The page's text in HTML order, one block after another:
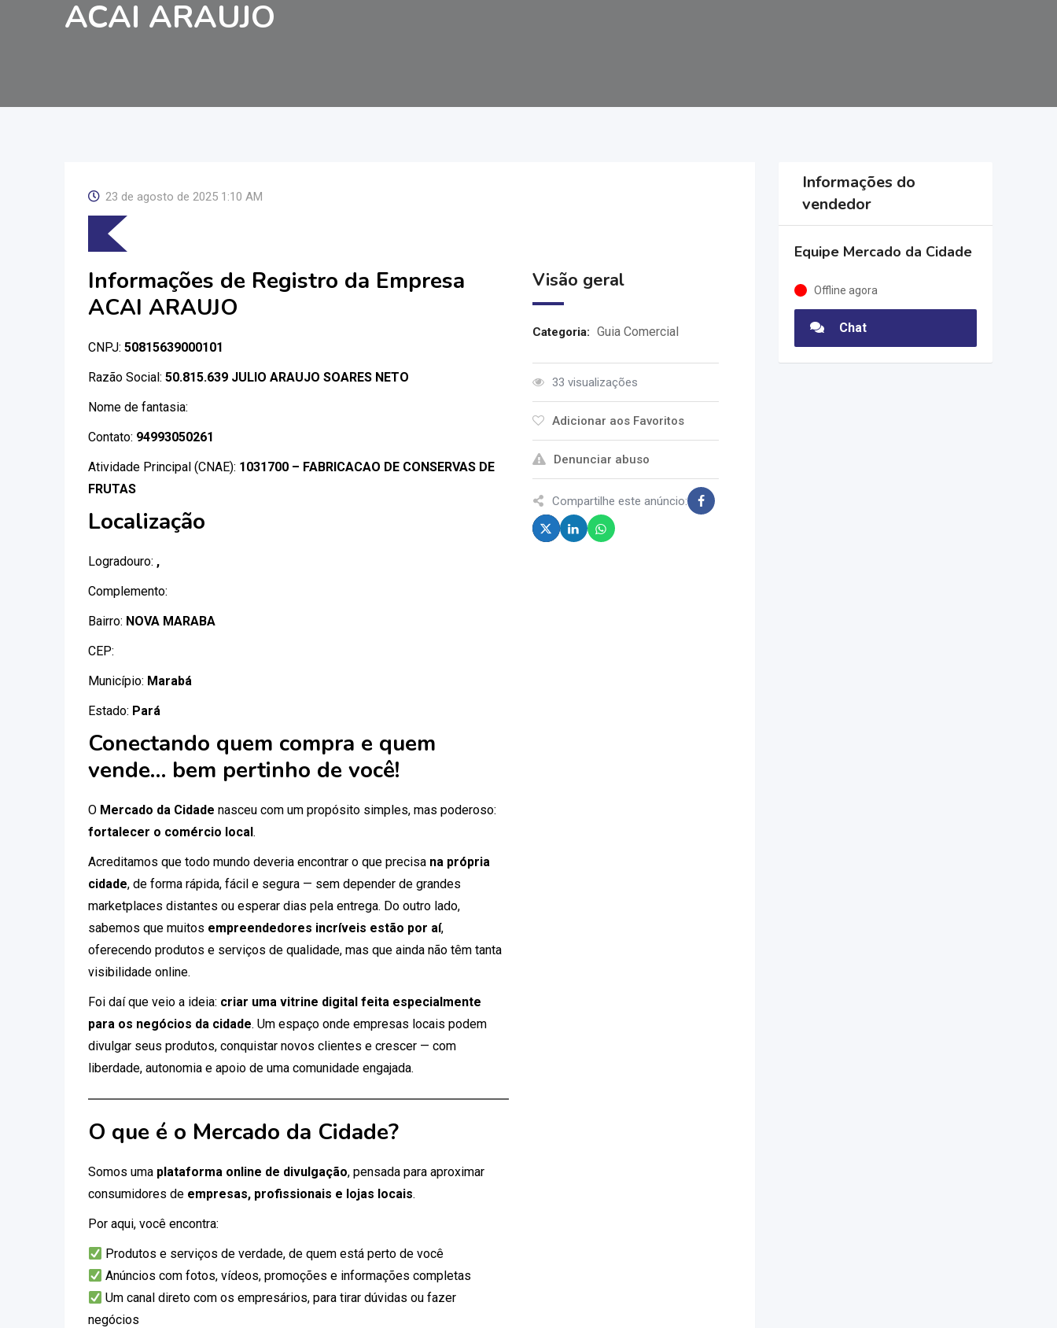
ACAI ARAUJO
23 de agosto de 2025 1:10 AM
Informações de Registro da Empresa
ACAI ARAUJO
CNPJ: 50815639000101
Razão Social: 50.815.639 JULIO ARAUJO SOARES NETO
Nome de fantasia:
Contato: 94993050261
Atividade Principal (CNAE): 1031700 – FABRICACAO DE CONSERVAS DE
FRUTAS
Localização
Logradouro: ,
Complemento:
Bairro: NOVA MARABA
CEP:
Município: Marabá
Estado: Pará
Conectando quem compra e quem
vende… bem pertinho de você!
O Mercado da Cidade nasceu com um propósito simples, mas poderoso:
fortalecer o comércio local.
Acreditamos que todo mundo deveria encontrar o que precisa na própria
cidade, de forma rápida, fácil e segura — sem depender de grandes
marketplaces distantes ou esperar dias pela entrega. Do outro lado,
sabemos que muitos empreendedores incríveis estão por aí,
oferecendo produtos e serviços de qualidade, mas que ainda não têm tanta
visibilidade online.
Foi daí que veio a ideia: criar uma vitrine digital feita especialmente
para os negócios da cidade. Um espaço onde empresas locais podem
divulgar seus produtos, conquistar novos clientes e crescer — com
liberdade, autonomia e apoio de uma comunidade engajada.
O que é o Mercado da Cidade?
Somos uma plataforma online de divulgação, pensada para aproximar
consumidores de empresas, profissionais e lojas locais.
Por aqui, você encontra:
Produtos e serviços de verdade, de quem está perto de você
Anúncios com fotos, vídeos, promoções e informações completas
Um canal direto com os empresários, para tirar dúvidas ou fazer
negócios
Visão geral
Categoria: Guia Comercial
33 visualizações
Adicionar aos Favoritos
Denunciar abuso
Compartilhe este anúncio:
Informações do
vendedor
Equipe Mercado da Cidade
Offline agora
Chat